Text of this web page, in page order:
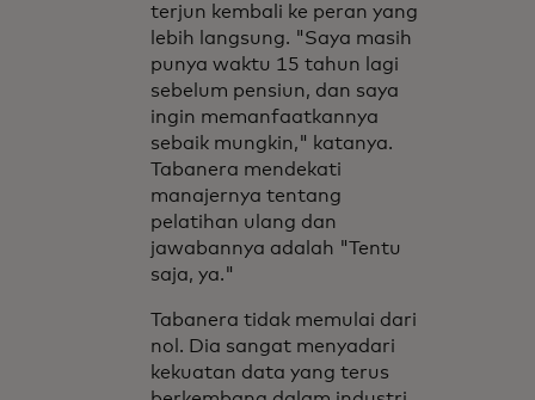
terjun kembali ke peran yang
lebih langsung. "Saya masih
punya waktu 15 tahun lagi
sebelum pensiun, dan saya
ingin memanfaatkannya
sebaik mungkin," katanya.
Tabanera mendekati
manajernya tentang
pelatihan ulang dan
jawabannya adalah "Tentu
saja, ya."
Tabanera tidak memulai dari
nol. Dia sangat menyadari
kekuatan data yang terus